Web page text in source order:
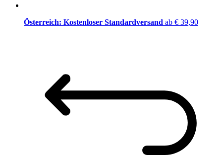
Österreich: Kostenloser Standardversand ab € 39,90